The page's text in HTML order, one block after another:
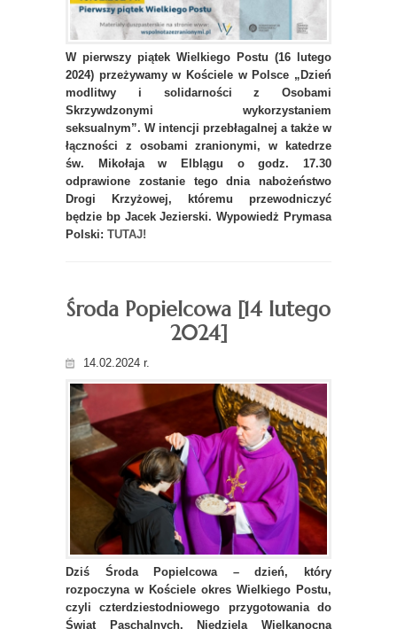
W pierwszy piątek Wielkiego Postu (16 lutego
2024) przeżywamy w Kościele w Polsce „Dzień
modlitwy i solidarności z Osobami
Skrzywdzonymi wykorzystaniem
seksualnym”. W intencji przebłagalnej a także w
łączności z osobami zranionymi, w katedrze
św. Mikołaja w Elblągu o godz. 17.30
odprawione zostanie tego dnia nabożeństwo
Drogi Krzyżowej, któremu przewodniczyć
będzie bp Jacek Jezierski. Wypowiedż Prymasa
Polski: TUTAJ!
Środa Popielcowa [14 lutego
2024]
14.02.2024 r.
Dziś Środa Popielcowa – dzień, który
rozpoczyna w Kościele okres Wielkiego Postu,
czyli czterdziestodniowego przygotowania do
Świąt Paschalnych. Niedziela Wielkanocna